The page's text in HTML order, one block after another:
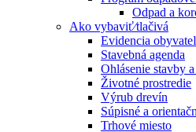
Odpad a
Ako vybaviť⁄tlačivá
Evidencia
Stavebná agenda
Ohlásenie stavby
Životné prostredie
Výrub drevín
Súpisné a
Trhové miesto